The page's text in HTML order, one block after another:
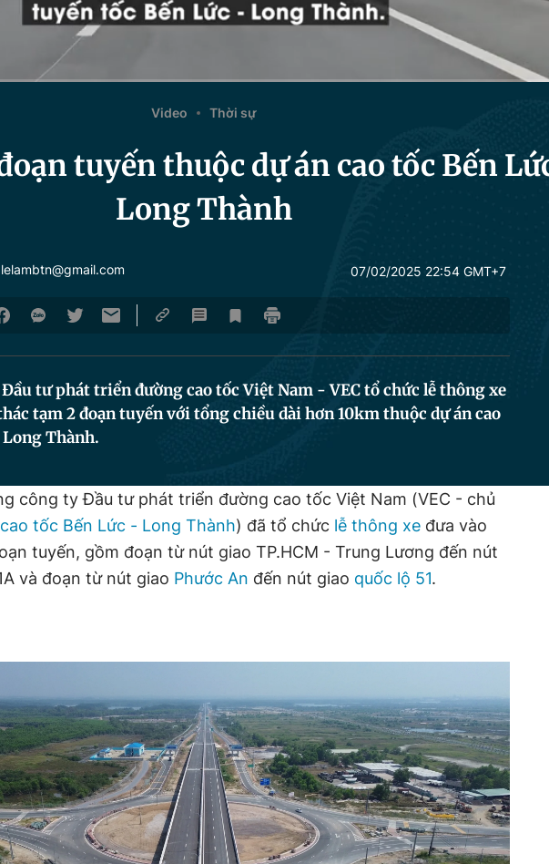
Video Thời sự
tuyến thuộc dự án cao tốc Bến
Long Thành
| lelambtn@gmail.com 07/02/2025 22:54 GMT+7
tư phát triển đường cao tốc Việt Nam - VEC tổ chức lễ thông xe
tạm 2 đoạn tuyến với tổng chiều dài hơn 10km thuộc dự án cao
Thành.
công ty Đầu tư phát triển đường cao tốc Việt Nam (VEC - chủ
cao tốc Bến Lức - Long Thành) đã tổ chức lễ thông xe đưa vào
tuyến, gồm đoạn từ nút giao TP.HCM - Trung Lương đến nút
và đoạn từ nút giao Phước An đến nút giao quốc lộ 51.